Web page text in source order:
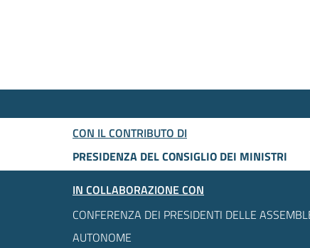
CON IL CONTRIBUTO DI
PRESIDENZA DEL CONSIGLIO DEI MINISTRI
IN COLLABORAZIONE CON
CONFERENZA DEI PRESIDENTI DELLE
AUTONOME